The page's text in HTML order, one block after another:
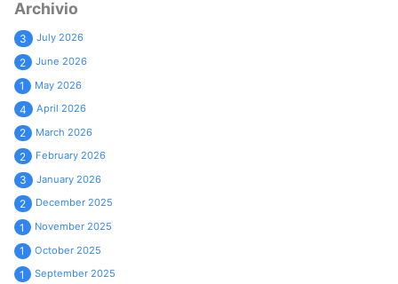
Archivio
3 July 2026
2 June 2026
1 May 2026
4 April 2026
2 March 2026
2 February 2026
3 January 2026
2 December 2025
1 November 2025
1 October 2025
1 September 2025